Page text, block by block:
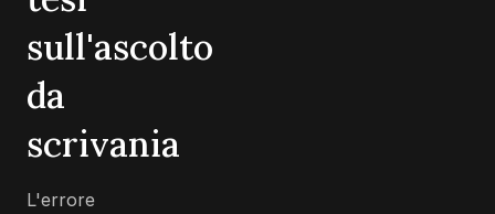
sull'ascolto
da
scrivania
L'errore